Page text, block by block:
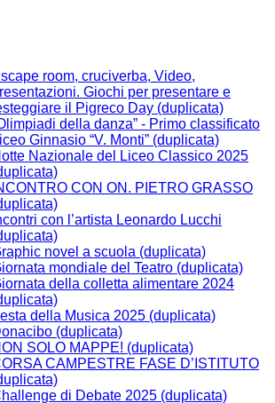
room, cruciverba, Video,
Giochi per presentare e
il Pigreco Day (duplicata)
della danza” - Primo classificato
Ginnasio “V. Monti” (duplicata)
Nazionale del Liceo Classico 2025
CON ON. PIETRO GRASSO
con l’artista Leonardo Lucchi
novel a scuola (duplicata)
mondiale del Teatro (duplicata)
della colletta alimentare 2024
della Musica 2025 (duplicata)
(duplicata)
SOLO MAPPE! (duplicata)
CAMPESTRE FASE D’ISTITUTO
di Debate 2025 (duplicata)